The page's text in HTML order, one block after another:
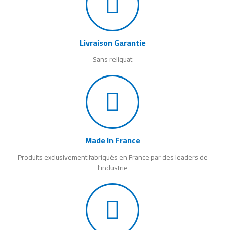
Livraison Garantie
Sans reliquat
Made In France
Produits exclusivement fabriqués en France par des leaders de
l'industrie